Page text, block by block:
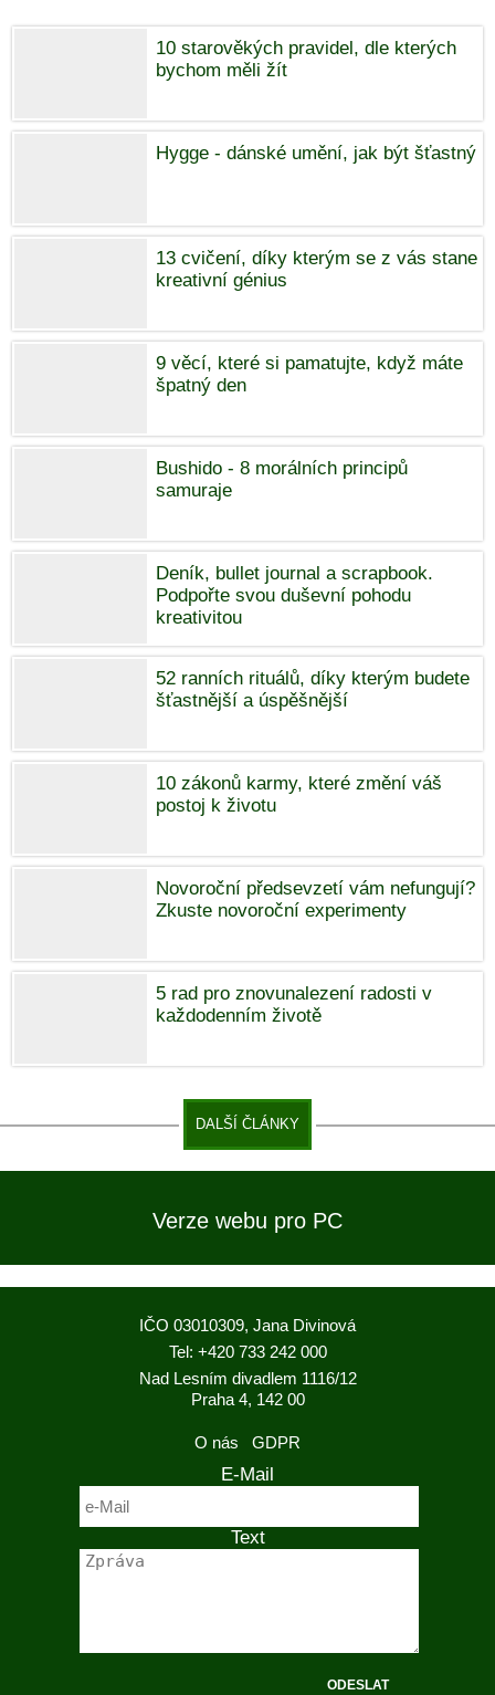
10 starověkých pravidel, dle kterých
bychom měli žít
Hygge - dánské umění, jak být šťastný
13 cvičení, díky kterým se z vás stane
kreativní génius
9 věcí, které si pamatujte, když máte
špatný den
Bushido - 8 morálních principů
samuraje
Deník, bullet journal a scrapbook.
Podpořte svou duševní pohodu
kreativitou
52 ranních rituálů, díky kterým budete
šťastnější a úspěšnější
10 zákonů karmy, které změní váš
postoj k životu
Novoroční předsevzetí vám nefungují?
Zkuste novoroční experimenty
5 rad pro znovunalezení radosti v
každodenním životě
DALŠÍ ČLÁNKY
Verze webu pro PC
IČO 03010309, Jana Divinová
Tel: +420 733 242 000
Nad Lesním divadlem 1116/12
Praha 4, 142 00
O nás GDPR
E-Mail
Text
ODESLAT